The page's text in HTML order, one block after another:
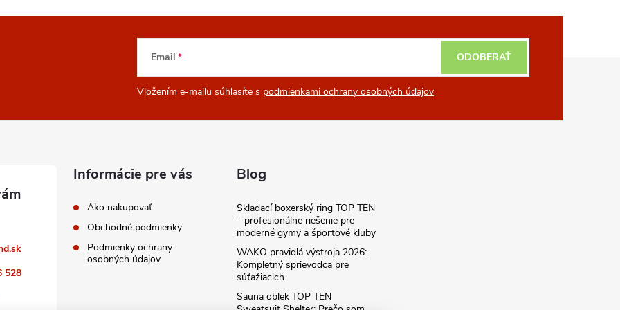
Email
Vložením e-mailu súhlasíte s podmienkami ochrany osobných údajov
ODOBERAŤ
528
Informácie pre vás
Ako nakupovať
Obchodné podmienky
Podmienky ochrany
osobných údajov
Blog
Skladací boxerský ring TOP TEN
– profesionálne riešenie pre
moderné gymy a športové kluby
WAKO pravidlá výstroja 2026:
Kompletný sprievodca pre
súťažiacich
Sauna oblek TOP TEN